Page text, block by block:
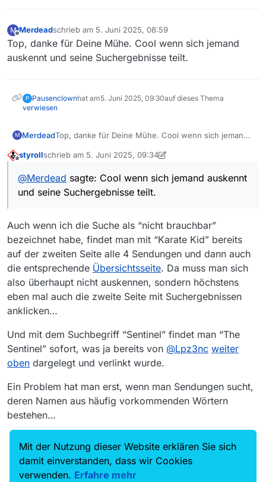
M
Offline
Merdeadschrieb am 5. Juni 2025, 08:59
zuletzt editiert von
Top, danke für Deine Mühe. Cool wenn sich jemand
auskennt und seine Suchergebnisse teilt.
P Pausenclownhat am5. Juni 2025, 09:30auf dieses Thema
verwiesen
M MerdeadTop, danke für Deine Mühe. Cool wenn sich jemand
styrollschrieb am 5. Juni 2025, 09:34
zuletzt editiert von styroll 6. Mai 2025, 11:55
@Merdead sagte: Cool wenn sich jemand auskennt
und seine Suchergebnisse teilt.
Auch wenn ich die Suche als “nicht brauchbar”
bezeichnet habe, findet man mit “Karate Kid” bereits
auf der zweiten Seite alle 4 Sendungen und dann auch
die entsprechende Übersichtsseite. Da muss man sich
also überhaupt nicht auskennen, sondern höchstens
eben mal auch die zweite Seite mit Suchergebnissen
anklicken…
Und mit dem Suchbegriff “Sentinel” findet man “The
Sentinel” sofort, was ja bereits von @Lpz3nc weiter
oben dargelegt und verlinkt wurde.
Ein Problem hat man erst, wenn man Sendungen sucht,
deren Namen aus häufig vorkommenden Wörtern
bestehen…
Merdead hat am 5. Juni 2025, 09:41auf dieses Thema
Mit der Nutzung dieser Website erklären Sie sich
damit einverstanden, dass wir Cookies
verwenden. Erfahre mehr